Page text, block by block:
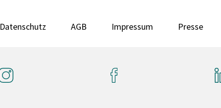
Datenschutz AGB Impressum Presse